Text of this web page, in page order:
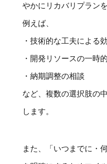
やかにリカバリプラン
例えば、
・技術的な工夫による
・開発リソースの一時
・納期調整の相談
など、複数の選択肢の
します。
また、「いつまでに・